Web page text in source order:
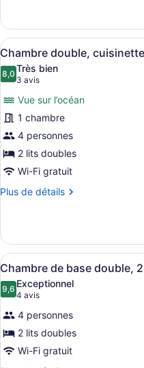
face
de
la
plage
Chambre
Deluxe,
cuisinette,
face
la
plage
Afficher
toutes
les
photos
pour
ce
type
de
chambre :
Chambre
vue
sur
l’océan
25
Chambre double,
8,08,0 sur 10
Très bien
3 avis
(3 avis)
Vue sur l’océan
1 chambre
4 personnes
2 lits doubles
Wi-Fi gratuit
Plus de détails
Plus
Chambre
double,
cuisinette,
sur
l’océan
Afficher
toutes
les
photos
pour
ce
type
8
Chambre de base double,
9,69,6 sur 10
Exceptionnel
4 avis
(4 avis)
4 personnes
2 lits doubles
Wi-Fi gratuit